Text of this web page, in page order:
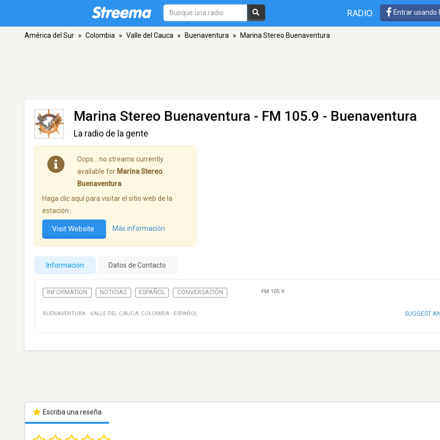
RADIO Entrar usando
América del Sur » Colombia » Valle del Cauca » Buenaventura » Marina Stereo Buenaventura
Marina Stereo Buenaventura - FM 105.9 - Buenaventura
La radio de la gente
Oops… no streams currently
available for Marina Stereo
Buenaventura
Haga clic aquí para visitar el sitio web de la
estación :
Visit Website Más información
Información Datos de Contacto
INFORMATION NOTICIAS ESPAÑOL CONVERSACIÓN FM 105.9
BUENAVENTURA · VALLE DEL CAUCA, COLOMBIA · ESPAÑOL SUGGEST
Escriba una reseña